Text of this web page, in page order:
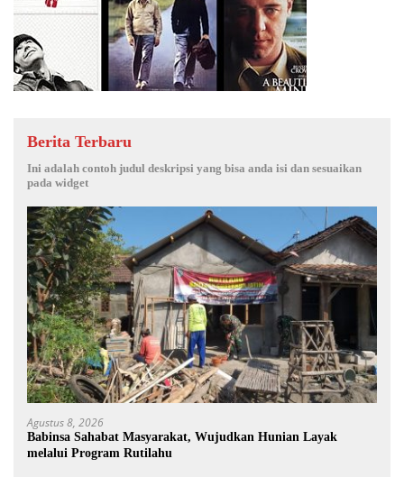
Berita Terbaru
Ini adalah contoh judul deskripsi yang bisa anda isi dan sesuaikan
pada widget
Agustus 8, 2026
Babinsa Sahabat Masyarakat, Wujudkan Hunian Layak
melalui Program Rutilahu